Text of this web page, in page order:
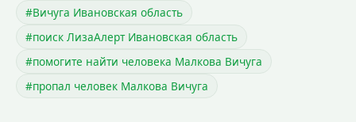
#Вичуга Ивановская область
#поиск ЛизаАлерт Ивановская область
#помогите найти человека Малкова Вичуга
#пропал человек Малкова Вичуга